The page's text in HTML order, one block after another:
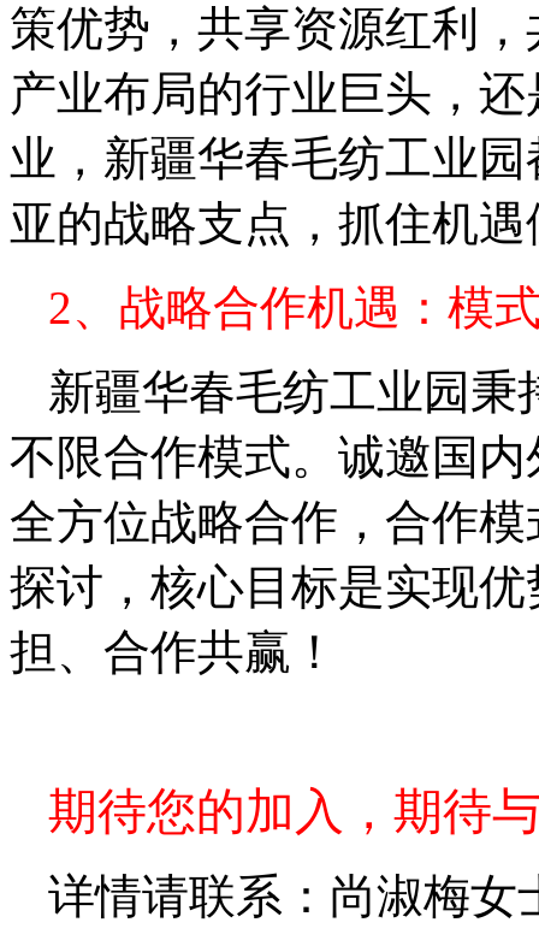
策优势，共享资源红利
产业布局的行业巨头，
业，新疆华春毛纺工业
亚的战略支点，抓住机
2、战略合作机遇：模
新疆华春毛纺工业园秉
不限合作模式。诚邀国
全方位战略合作，合作
探讨，核心目标是实现
担、合作共赢！
期待您的加入，期待
详情请联系：尚淑梅女